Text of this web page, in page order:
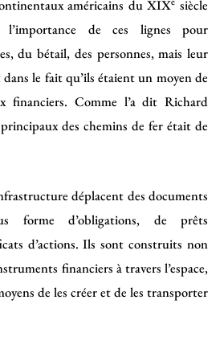
américains du XIX siècle
de ces lignes pour
du bétail, des personnes, mais leur
le fait qu’ils étaient un moyen de
financiers. Comme l’a dit Richard
des chemins de fer était de
déplacent des documents
forme d’obligations, de prêts
d’actions. Ils sont construits non
financiers à travers l’espace,
de les créer et de les transporter